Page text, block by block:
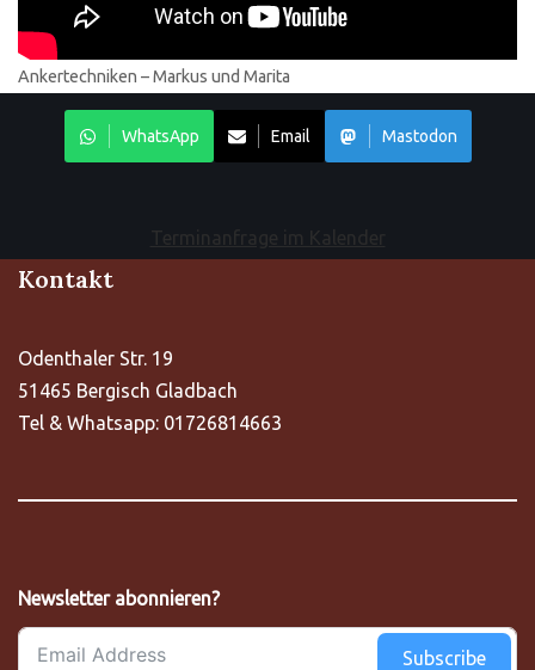
Ankertechniken – Markus und Marita
WhatsApp Email Mastodon
Terminanfrage im Kalender
Kontakt
Odenthaler Str. 19
51465 Bergisch Gladbach
Tel & Whatsapp: 01726814663
Newsletter abonnieren?
Subscribe